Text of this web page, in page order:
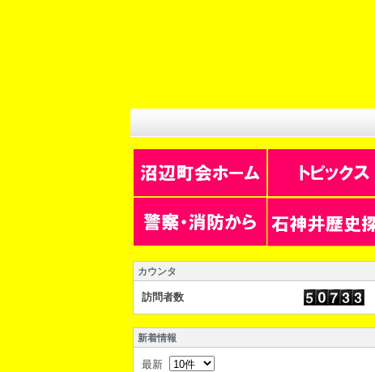
カウンタ
訪問者数
新着情報
最新